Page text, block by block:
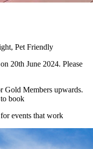
Pet Friendly
20th June 2024. Please
Members upwards.
book
events that work